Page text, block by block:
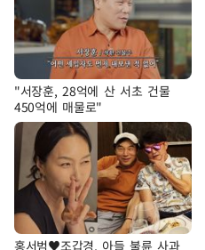
"서장훈, 28억에 산 서초 건물
450억에 매물로"
홍서범♥조갑경, 아들 불륜 사과